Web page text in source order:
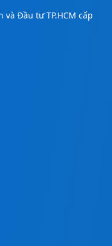
và Đầu tư TP.HCM cấp